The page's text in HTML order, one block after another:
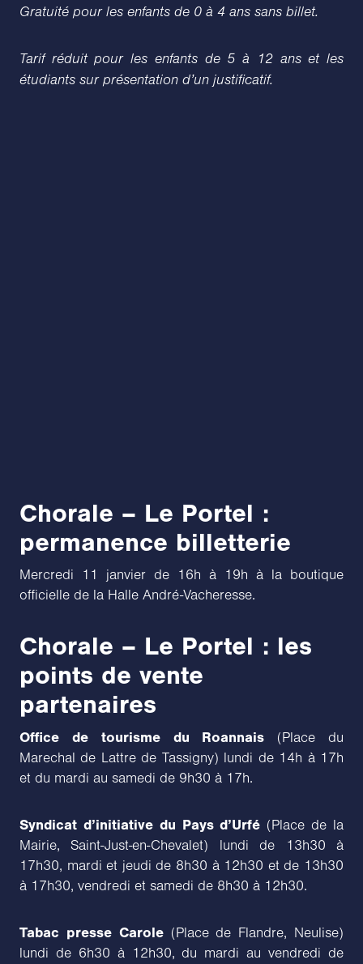
Gratuité pour les enfants de 0 à 4 ans sans billet.
Tarif réduit pour les enfants de 5 à 12 ans et les
étudiants sur présentation d’un justificatif.
Chorale – Le Portel :
permanence billetterie
Mercredi 11 janvier de 16h à 19h à la boutique
officielle de la Halle André-Vacheresse.
Chorale – Le Portel : les
points de vente
partenaires
Office de tourisme du Roannais (Place du
Marechal de Lattre de Tassigny) lundi de 14h à 17h
et du mardi au samedi de 9h30 à 17h.
Syndicat d’initiative du Pays d’Urfé (Place de la
Mairie, Saint-Just-en-Chevalet) lundi de 13h30 à
17h30, mardi et jeudi de 8h30 à 12h30 et de 13h30
à 17h30, vendredi et samedi de 8h30 à 12h30.
Tabac presse Carole(Place de Flandre, Neulise)
lundi de 6h30 à 12h30, du mardi au vendredi de